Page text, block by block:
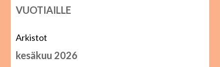
VUOTIAILLE
Arkistot
kesäkuu 2026